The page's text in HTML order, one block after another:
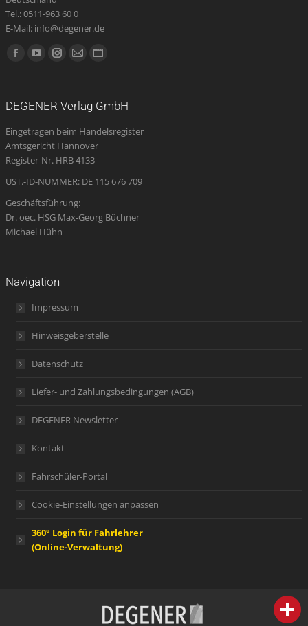
Tel.: 0511-963 60 0
E-Mail: info@degener.de
Finden Sie uns auf:
Facebook
new
window
YouTube
new
window
Instagram
new
window
E-
opens
in
new
Website
new
DEGENER Verlag GmbH
Eingetragen beim Handelsregister
Amtsgericht Hannover
Register-Nr. HRB 4133
UST.-ID-NUMMER: DE 115 676 709
Geschäftsführung:
Dr. oec. HSG Max-Georg Büchner
Michael Hühn
Navigation
Impressum
Hinweisgeberstelle
Datenschutz
Liefer- und Zahlungsbedingungen (AGB)
DEGENER Newsletter
Kontakt
Fahrschüler-Portal
Cookie-Einstellungen anpassen
360° Login für Fahrlehrer
(Online-Verwaltung)
person IHR FACHBERATER